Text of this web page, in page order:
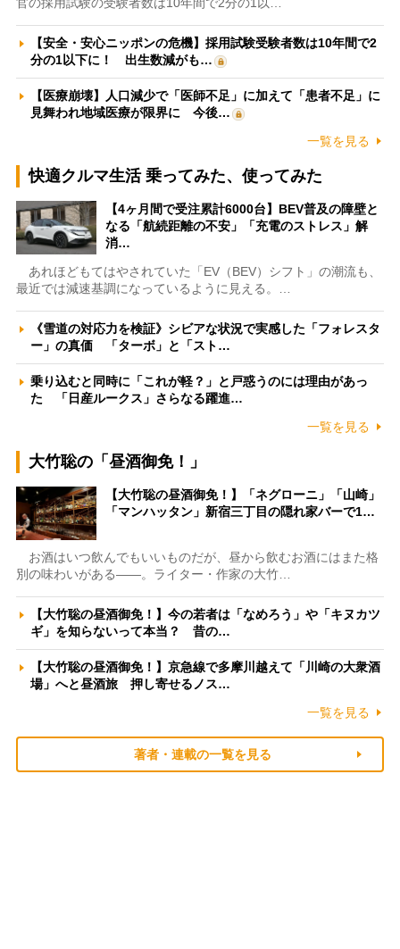
官の採用試験の受験者数は10年間で2分の1以…
【安全・安心ニッポンの危機】採用試験受験者数は10年間で2
分の1以下に！ 出生数減がも…
【医療崩壊】人口減少で「医師不足」に加えて「患者不足」に
見舞われ地域医療が限界に 今後…
一覧を見る
快適クルマ生活 乗ってみた、使ってみた
【4ヶ月間で受注累計6000台】BEV普及の障壁と
なる「航続距離の不安」「充電のストレス」解
消…
あれほどもてはやされていた「EV（BEV）シフト」の潮流も、
最近では減速基調になっているように見える。…
《雪道の対応力を検証》シビアな状況で実感した「フォレスタ
ー」の真価 「ターボ」と「スト…
乗り込むと同時に「これが軽？」と戸惑うのには理由があっ
た 「日産ルークス」さらなる躍進…
一覧を見る
大竹聡の「昼酒御免！」
【大竹聡の昼酒御免！】「ネグローニ」「山崎」
「マンハッタン」新宿三丁目の隠れ家バーで1…
お酒はいつ飲んでもいいものだが、昼から飲むお酒にはまた格
別の味わいがある――。ライター・作家の大竹…
【大竹聡の昼酒御免！】今の若者は「なめろう」や「キヌカツ
ギ」を知らないって本当？ 昔の…
【大竹聡の昼酒御免！】京急線で多摩川越えて「川崎の大衆酒
場」へと昼酒旅 押し寄せるノス…
一覧を見る
著者・連載の一覧を見る